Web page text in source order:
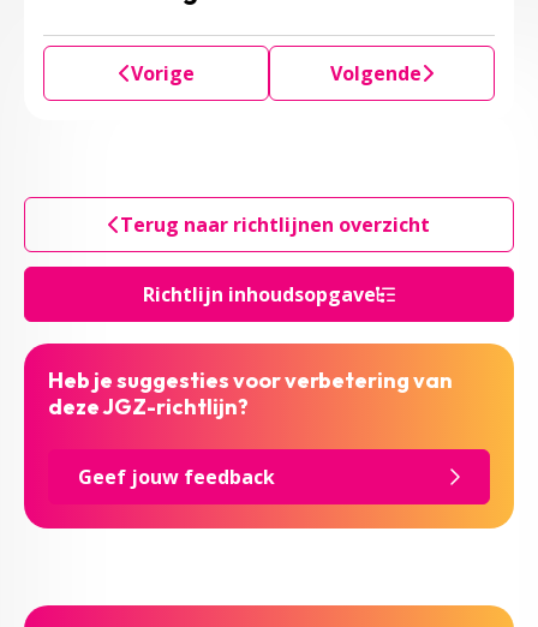
Richtlijn inhoudsopgave
Vorige Volgende
Terug naar richtlijnen overzicht
Heb je suggesties voor verbetering van
deze JGZ-richtlijn?
Geef jouw feedback